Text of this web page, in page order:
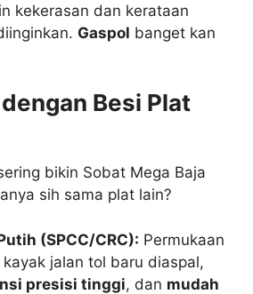
kekerasan dan kerataan
Gaspol banget kan
Besi Plat
bikin Sobat Mega Baja
sih sama plat lain?
(SPCC/CRC): Permukaan
kayak jalan tol baru diaspal,
presisi tinggi, dan mudah